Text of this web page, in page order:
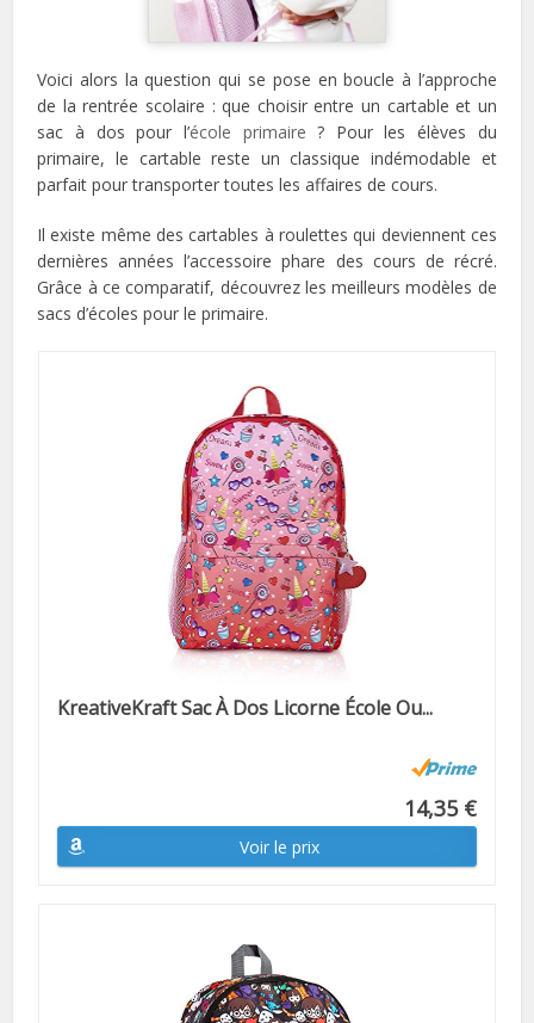
Voici alors la question qui se pose en boucle à l’approche
de la rentrée scolaire : que choisir entre un cartable et un
sac à dos pour l’école primaire ? Pour les élèves du
primaire, le cartable reste un classique indémodable et
parfait pour transporter toutes les affaires de cours.
Il existe même des cartables à roulettes qui deviennent ces
dernières années l’accessoire phare des cours de récré.
Grâce à ce comparatif, découvrez les meilleurs modèles de
sacs d’écoles pour le primaire.
KreativeKraft Sac À Dos Licorne École Ou...
14,35 €
Voir le prix